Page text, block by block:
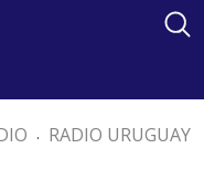
. RADIO URUGUAY